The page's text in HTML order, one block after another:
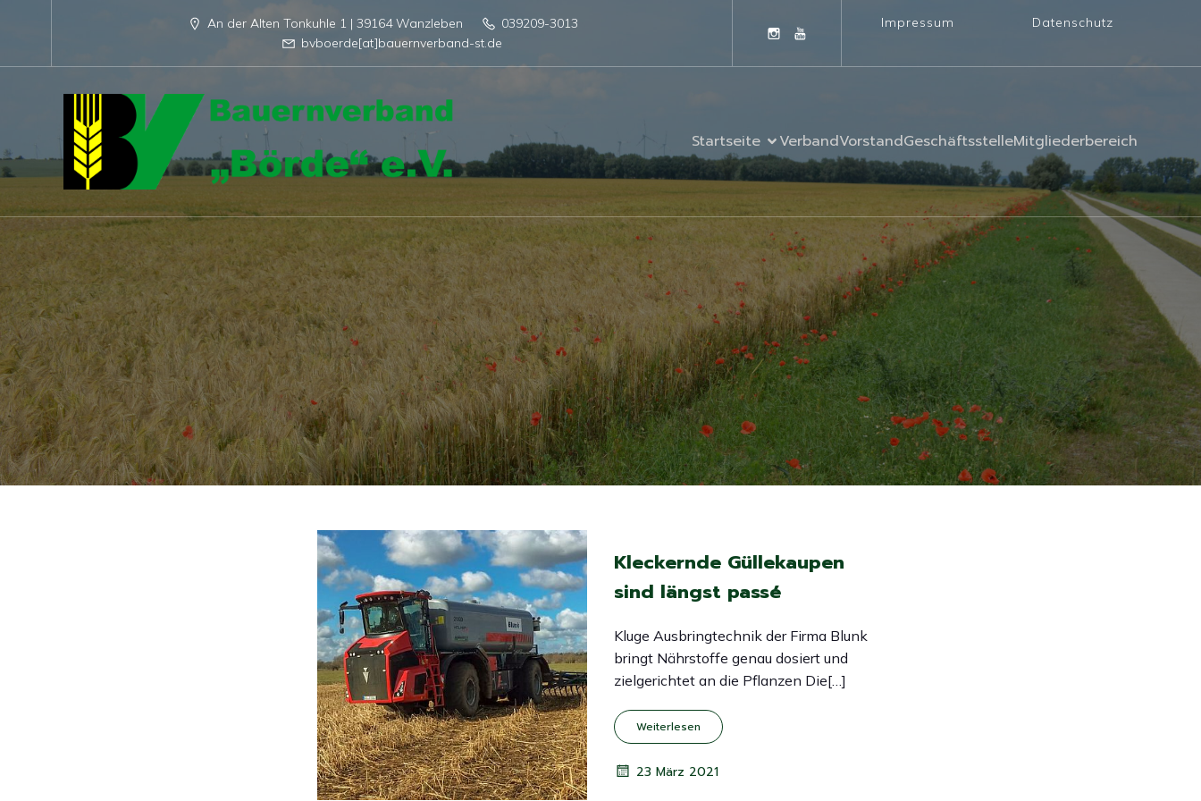
An der Alten Tonkuhle 1 | 39164 Wanzleben
039209-3013
bvboerde[at]bauernverband-st.de
Impressum Datenschutz
Startseite VerbandVorstandGeschäftsstelleMitgliederbereich
Kleckernde Güllekaupen
sind längst passé
Kluge Ausbringtechnik der Firma Blunk
bringt Nährstoffe genau dosiert und
zielgerichtet an die Pflanzen Die[…]
Weiterlesen
23 März 2021